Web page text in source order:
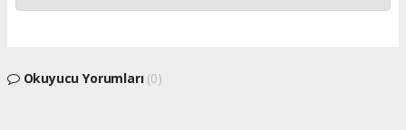
Okuyucu Yorumları (0)